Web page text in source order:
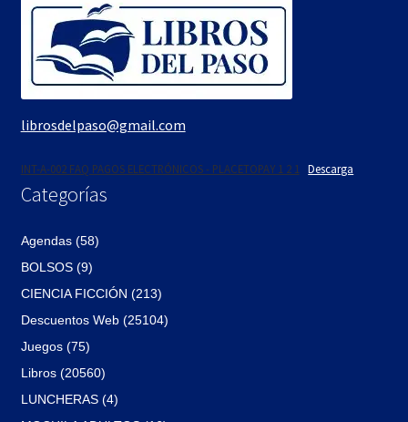
librosdelpaso@gmail.com
INT-A-002 FAQ PAGOS ELECTRÓNICOS - PLACETOPAY 1 2 1 Descarga
Categorías
Agendas (58)
BOLSOS (9)
CIENCIA FICCIÓN (213)
Descuentos Web (25104)
Juegos (75)
Libros (20560)
LUNCHERAS (4)